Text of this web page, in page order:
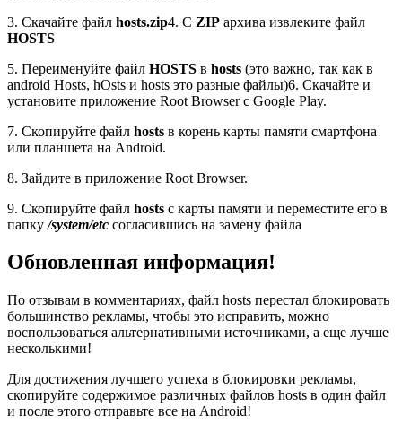
3. Скачайте файл hosts.zip4. C ZIP архива извлеките файл
HOSTS
5. Переименуйте файл HOSTS в hosts (это важно, так как в
android Hosts, hOsts и hosts это разные файлы)6. Скачайте и
установите приложение Root Browser с Google Play.
7. Скопируйте файл hosts в корень карты памяти смартфона
или планшета на Android.
8. Зайдите в приложение Root Browser.
9. Скопируйте файл hosts с карты памяти и переместите его в
папку/system/etc согласившись на замену файла
Обновленная информация!
По отзывам в комментариях, файл hosts перестал блокировать
большинство рекламы, чтобы это исправить, можно
воспользоваться альтернативными источниками, а еще лучше
несколькими!
Для достижения лучшего успеха в блокировки рекламы,
скопируйте содержимое различных файлов hosts в один файл
и после этого отправьте все на Android!